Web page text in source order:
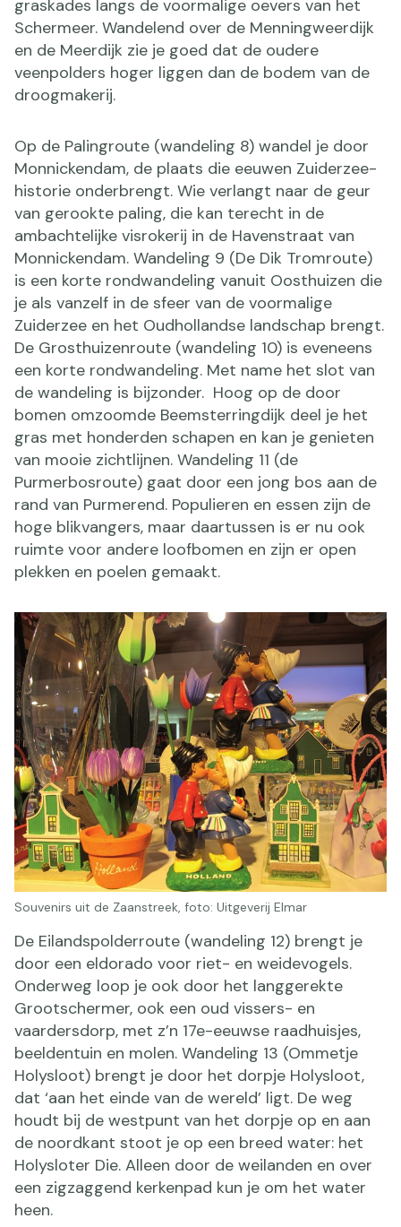
graskades langs de voormalige oevers van het
Schermeer. Wandelend over de Menningweerdijk
en de Meerdijk zie je goed dat de oudere
veenpolders hoger liggen dan de bodem van de
droogmakerij.
Op de Palingroute (wandeling 8) wandel je door
Monnickendam, de plaats die eeuwen Zuiderzee-
historie onderbrengt. Wie verlangt naar de geur
van gerookte paling, die kan terecht in de
ambachtelijke visrokerij in de Havenstraat van
Monnickendam. Wandeling 9 (De Dik Tromroute)
is een korte rondwandeling vanuit Oosthuizen die
je als vanzelf in de sfeer van de voormalige
Zuiderzee en het Oudhollandse landschap brengt.
De Grosthuizenroute (wandeling 10) is eveneens
een korte rondwandeling. Met name het slot van
de wandeling is bijzonder. Hoog op de door
bomen omzoomde Beemsterringdijk deel je het
gras met honderden schapen en kan je genieten
van mooie zichtlijnen. Wandeling 11 (de
Purmerbosroute) gaat door een jong bos aan de
rand van Purmerend. Populieren en essen zijn de
hoge blikvangers, maar daartussen is er nu ook
ruimte voor andere loofbomen en zijn er open
plekken en poelen gemaakt.
De Eilandspolderroute (wandeling 12) brengt je
door een eldorado voor riet- en weidevogels.
Onderweg loop je ook door het langgerekte
Grootschermer, ook een oud vissers- en
vaardersdorp, met z’n 17e-eeuwse raadhuisjes,
beeldentuin en molen. Wandeling 13 (Ommetje
Holysloot) brengt je door het dorpje Holysloot,
dat ‘aan het einde van de wereld’ ligt. De weg
houdt bij de westpunt van het dorpje op en aan
de noordkant stoot je op een breed water: het
Holysloter Die. Alleen door de weilanden en over
een zigzaggend kerkenpad kun je om het water
heen.
Souvenirs uit de Zaanstreek, foto: Uitgeverij Elmar